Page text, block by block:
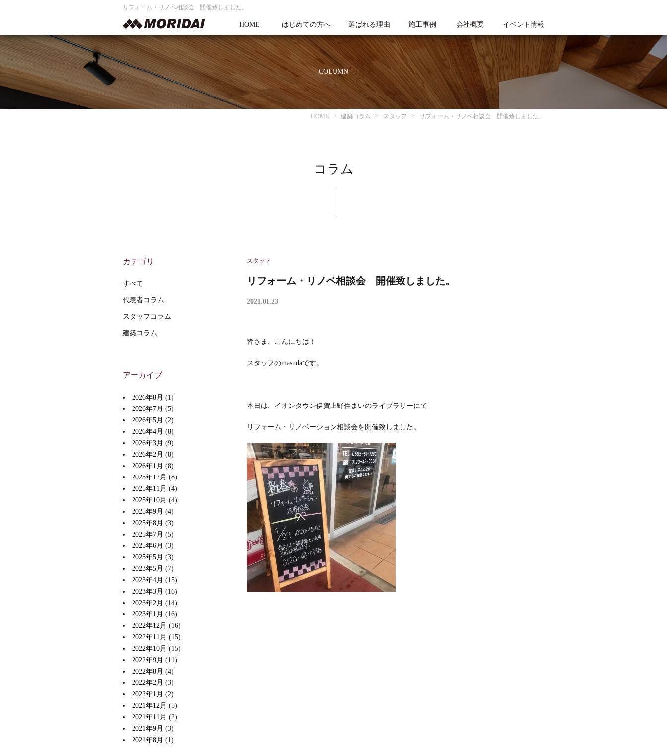
リフォーム・リノベ相談会 開催致しました。
HOME はじめての方へ 選ばれる理由 施工事例 会社概要 イベント情報
COLUMN
HOME 建築コラム スタッフ リフォーム・リノベ相談会 開催致しました。
コラム
スタッフ
リフォーム・リノベ相談会 開催致しました。
2021.01.23
皆さま、こんにちは！
スタッフのmasudaです。
本日は、イオンタウン伊賀上野住まいのライブラリーにて
リフォーム・リノベーション相談会を開催致しました。
カテゴリ
すべて
代表者コラム
スタッフコラム
建築コラム
アーカイブ
2026年8月 (1)
2026年7月 (5)
2026年5月 (2)
2026年4月 (8)
2026年3月 (9)
2026年2月 (8)
2026年1月 (8)
2025年12月 (8)
2025年11月 (4)
2025年10月 (4)
2025年9月 (4)
2025年8月 (3)
2025年7月 (5)
2025年6月 (3)
2025年5月 (3)
2023年5月 (7)
2023年4月 (15)
2023年3月 (16)
2023年2月 (14)
2023年1月 (16)
2022年12月 (16)
2022年11月 (15)
2022年10月 (15)
2022年9月 (11)
2022年8月 (4)
2022年2月 (3)
2022年1月 (2)
2021年12月 (5)
2021年11月 (2)
2021年9月 (3)
2021年8月 (1)